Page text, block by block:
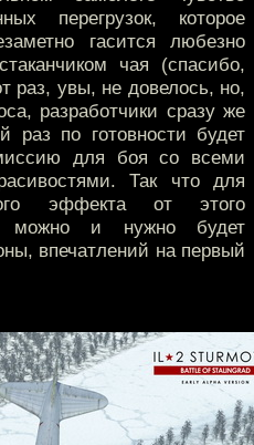
перегрузок, которое
гасится любезно
чая (спасибо,
раз, увы, не довелось, но,
разработчики сразу же
раз по готовности будет
для боя со всеми
Так что для
эффекта от этого
можно и нужно будет
впечатлений на первый